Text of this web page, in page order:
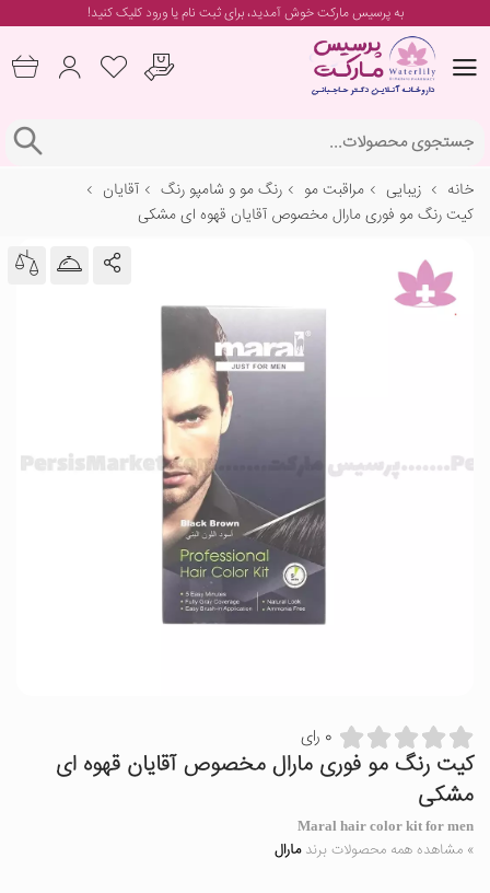
به پرسیس مارکت خوش آمدید، برایثبت نام یا ورودکلیک کنید!
خانه زیبایی مراقبت مو رنگ مو و شامپو رنگ
آقایان
کیت رنگ مو فوری مارال مخصوص آقایان قهوه ای مشکی
0 رای
کیت رنگ مو فوری مارال مخصوص آقایان قهوه ای
مشکی
Maral hair color kit for men
» مشاهده همه محصولات برندمارال